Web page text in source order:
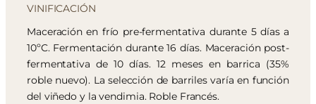
VINIFICACIÓN
Maceración en frío pre-fermentativa durante 5 días a
10ºC. Fermentación durante 16 días. Maceración post-
fermentativa de 10 días. 12 meses en barrica (35%
roble nuevo). La selección de barriles varía en función
del viñedo y la vendimia. Roble Francés.